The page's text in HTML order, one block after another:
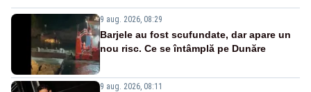
9 aug. 2026, 08:29
Barjele au fost scufundate, dar apare un
nou risc. Ce se întâmplă pe Dunăre
9 aug. 2026, 08:11